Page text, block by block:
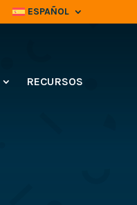
ESPAÑOL
RECURSOS